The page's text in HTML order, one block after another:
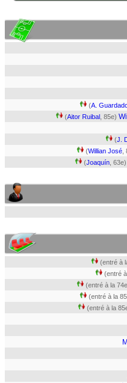
(A.
(Aitor Ruibal , 85e)
(J.
(Willian José
(Joaquín , 63e)
(entré à
(entré
(entré à la
(entré à la
(entré à la